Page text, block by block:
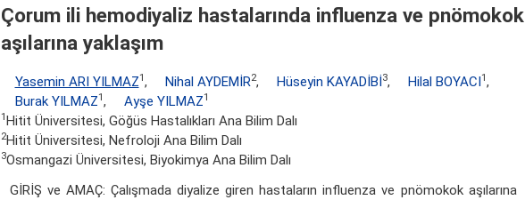
Çorum ili hemodiyaliz hastalarında influenza ve pnömokok
aşılarına yaklaşım
Yasemin ARI YILMAZ1, Nihal AYDEMİR2, Hüseyin KAYADİBİ3, Hilal BOYACI1,
Burak YILMAZ1, Ayşe YILMAZ1
1Hitit Üniversitesi, Göğüs Hastalıkları Ana Bilim Dalı
2Hitit Üniversitesi, Nefroloji Ana Bilim Dalı
3Osmangazi Üniversitesi, Biyokimya Ana Bilim Dalı
GİRİŞ ve AMAÇ: Çalışmada diyalize giren hastaların influenza ve pnömokok aşılarına